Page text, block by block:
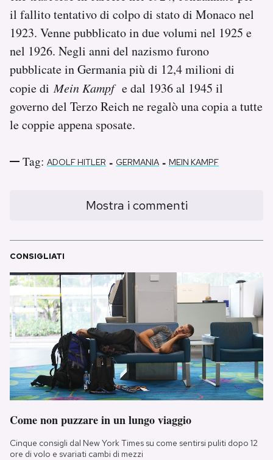
il fallito tentativo di colpo di stato di Monaco nel
1923. Venne pubblicato in due volumi nel 1925 e
nel 1926. Negli anni del nazismo furono
pubblicate in Germania più di 12,4 milioni di
copie diMein Kampf e dal 1936 al 1945 il
governo del Terzo Reich ne regalò una copia a tutte
le coppie appena sposate.
Tag: ADOLF HITLER - GERMANIA - MEIN KAMPF
Mostra i commenti
CONSIGLIATI
Come non puzzare in un lungo viaggio
Cinque consigli dal New York Times su come sentirsi puliti dopo 12
ore di volo e svariati cambi di mezzi